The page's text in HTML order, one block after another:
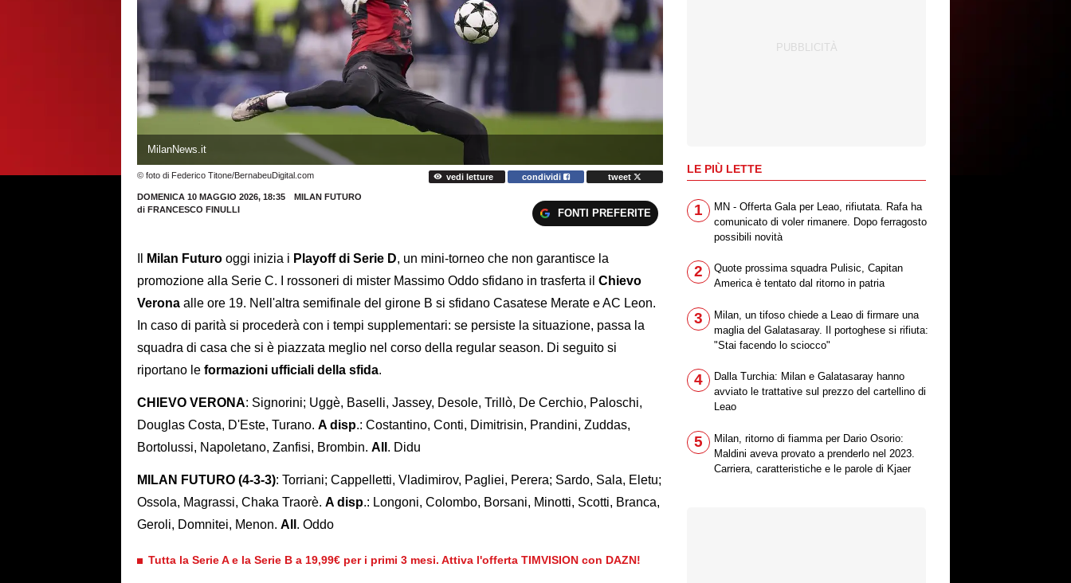
MilanNews.it
© foto di Federico Titone/BernabeuDigital.com vedi letture condividi tweet
DOMENICA 10 MAGGIO 2026, 18:35
MILAN FUTURO
di FRANCESCO FINULLI FONTI PREFERITE
Milan Futuro oggi inizia i Playoff di Serie D, un mini-torneo che non garantisce la
promozione alla Serie C. I rossoneri di mister Massimo Oddo sfidano in trasferta il Chievo
Verona alle ore 19. Nell'altra semifinale del girone B si sfidano Casatese Merate e AC Leon.
In caso di parità si procederà con i tempi supplementari: se persiste la situazione, passa la
squadra di casa che si è piazzata meglio nel corso della regular season. Di seguito si
riportano le formazioni ufficiali della sfida.
CHIEVO VERONA: Signorini; Uggè, Baselli, Jassey, Desole, Trillò, De Cerchio, Paloschi,
Douglas Costa, D'Este, Turano. A disp.: Costantino, Conti, Dimitrisin, Prandini, Zuddas,
Bortolussi, Napoletano, Zanfisi, Brombin. All . Didu
MILAN FUTURO (4-3-3): Torriani; Cappelletti, Vladimirov, Pagliei, Perera; Sardo, Sala, Eletu;
Ossola, Magrassi, Chaka Traorè. A disp.: Longoni, Colombo, Borsani, Minotti, Scotti, Branca,
Geroli, Domnitei, Menon. All . Oddo
Tutta la Serie A e la Serie B a 19,99€ per i primi 3 mesi. Attiva l'offerta TIMVISION con DAZN!
LE PIÙ LETTE
1
MN - Offerta Gala per Leao, rifiutata. Rafa ha
comunicato di voler rimanere. Dopo ferragosto
possibili novità
2
Quote prossima squadra Pulisic, Capitan
America è tentato dal ritorno in patria
3
Milan, un tifoso chiede a Leao di firmare una
maglia del Galatasaray. Il portoghese si rifiuta:
"Stai facendo lo sciocco"
4
Dalla Turchia: Milan e Galatasaray hanno
avviato le trattative sul prezzo del cartellino di
Leao
5
Milan, ritorno di fiamma per Dario Osorio:
Maldini aveva provato a prenderlo nel 2023.
Carriera, caratteristiche e le parole di Kjaer